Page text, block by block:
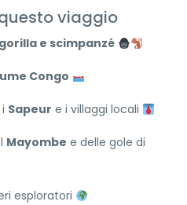
viaggio
gorilla e scimpanzé
Congo
Sapeur e i villaggi locali
Mayombe e delle gole di
esploratori